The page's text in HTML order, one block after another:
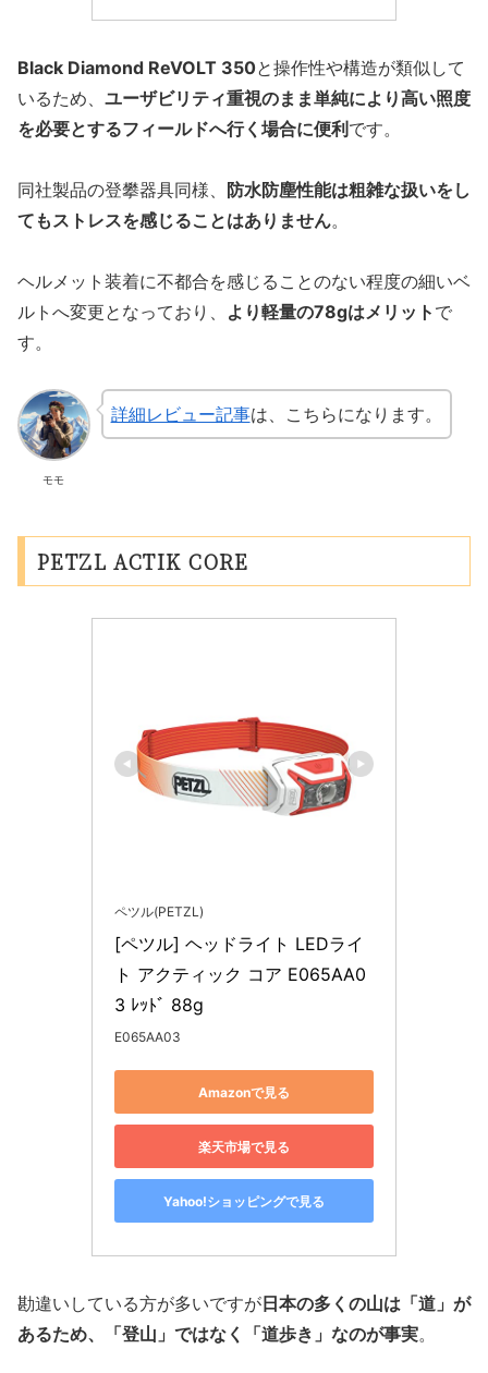
Black Diamond ReVOLT 350と操作性や構造が類似して
いるため、 ユーザビリティ重視のまま単純により高い照度
を必要とするフィールドへ行く場合に便利です。
同社製品の登攀器具同様、 防水防塵性能は粗雑な扱いをし
てもストレスを感じることはありません。
ヘルメット装着に不都合を感じることのない程度の細いベ
ルトへ変更となっており、 より軽量の78gはメリット で
す。
モモ
詳細レビュー記事は、こちらになります。
PETZL ACTIK CORE
ペツル(PETZL)
[ペツル] ヘッドライト LEDライ
ト アクティック コア E065AA0
3 ﾚｯﾄﾞ 88g
E065AA03
Amazonで見る
楽天市場で見る
Yahoo!ショッピングで見る
勘違いしている方が多いですが日本の多くの山は「道」が
あるため、「登山」ではなく「道歩き」なのが事実。